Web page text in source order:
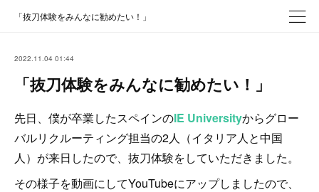
「抜刀体験をみんなに勧めたい！」
2022.11.04 01:44
「抜刀体験をみんなに勧めたい！」
先日、僕が卒業したスペインのIE Universityからグロー
バルリクルーティング担当の2人（イタリア人と中国
人）が来日したので、抜刀体験をしていただきました。
その様子を動画にしてYouTubeにアップしましたので、